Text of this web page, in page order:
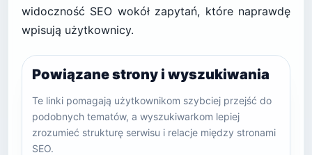
widoczność SEO wokół zapytań, które naprawdę
wpisują użytkownicy.
Powiązane strony i wyszukiwania
Te linki pomagają użytkownikom szybciej przejść do
podobnych tematów, a wyszukiwarkom lepiej
zrozumieć strukturę serwisu i relacje między stronami
SEO.